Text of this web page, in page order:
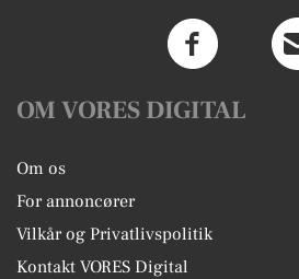
OM VORES DIGITAL
Om os
For annoncører
Vilkår og Privatlivspolitik
Kontakt VORES Digital